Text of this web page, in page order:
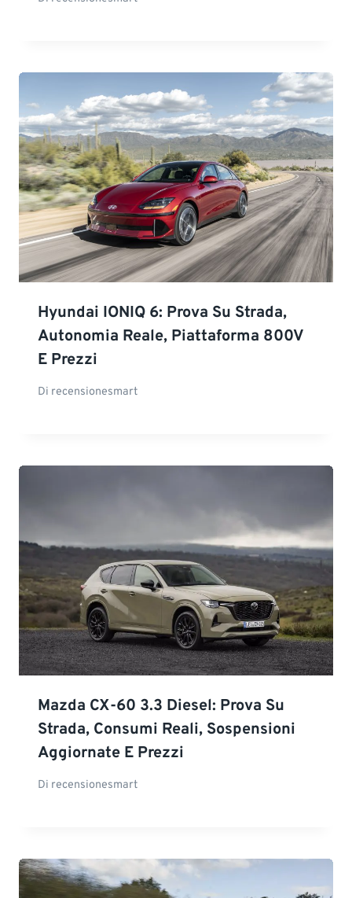
Hyundai IONIQ 6: Prova Su Strada,
Autonomia Reale, Piattaforma 800V
E Prezzi
Di recensionesmart
Mazda CX-60 3.3 Diesel: Prova Su
Strada, Consumi Reali, Sospensioni
Aggiornate E Prezzi
Di recensionesmart